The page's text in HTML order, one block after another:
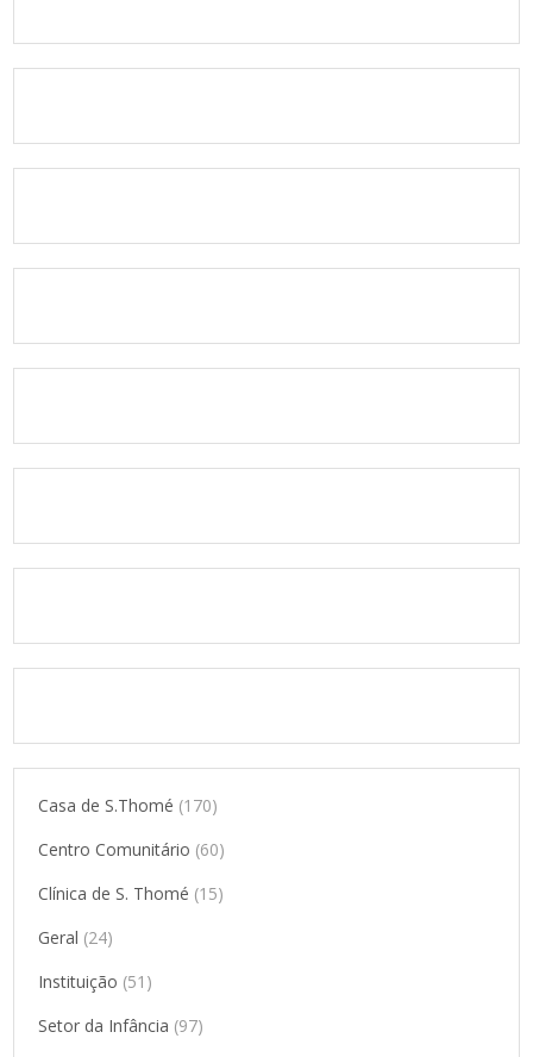
Casa de S.Thomé (170)
Centro Comunitário (60)
Clínica de S. Thomé (15)
Geral (24)
Instituição (51)
Setor da Infância (97)